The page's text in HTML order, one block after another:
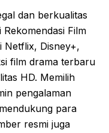
dan berkualitas
Film
Netflix, Disney+,
film drama terbaru
HD. Memilih
pengalaman
para
resmi juga